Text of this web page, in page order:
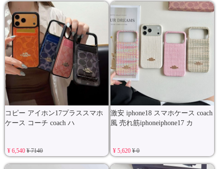
コピー アイホン17プラススマホ
ケース コーチ coach ハ
¥ 6,540¥ 7140
激安 iphone18 スマホケース coach
風 売れ筋iphoneiphone17 カ
¥ 5,620¥ 0